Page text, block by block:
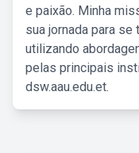
e paixão. Minha
sua jornada para se
utilizando
pelas principais
dsw.aau.edu.et.